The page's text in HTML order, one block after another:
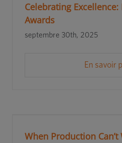
Celebrating Excellence:
Awards
septembre 30th, 2025
En savoir
When Production